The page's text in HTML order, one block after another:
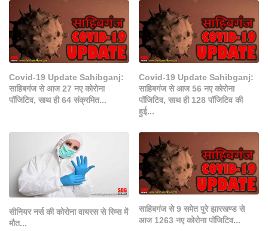
Covid-19 Update Sahibganj:
साहिबगंज से आज 27 नए कोरोना
पॉजिटिव, साथ ही 64 संक्रमित...
Covid-19 Update Sahibganj:
साहिबगंज से आज 56 नए कोरोना
पॉजिटिव, साथ ही 128 पॉजिटिव की
हुई...
सीनियर नर्स की कोरोना वायरस से रिम्स में
मौत...
साहिबगंज से 9 समेत पुरे झारखण्ड से
आज 1263 नए कोरोना पॉजिटिव...